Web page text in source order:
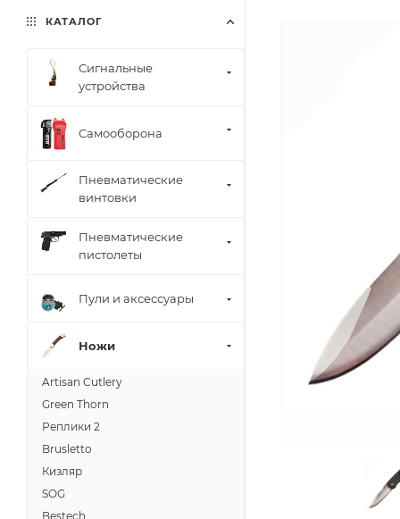
КАТАЛОГ
Сигнальные
устройства
Самооборона
Пневматические
винтовки
Пневматические
пистолеты
Пули и аксессуары
Ножи
Artisan Cutlery
Green Thorn
Реплики 2
Brusletto
Кизляр
SOG
Bestech